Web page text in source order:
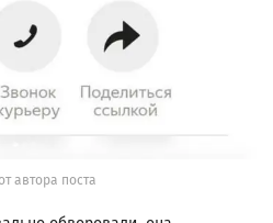
автора поста